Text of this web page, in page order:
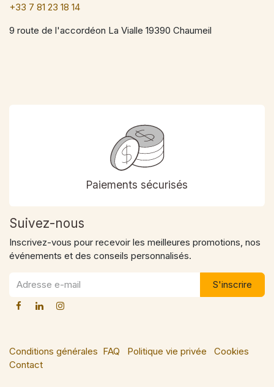
+33 7 81 23 18 14
9 route de l'accordéon La Vialle 19390 Chaumeil
Paiements sécurisés
Suivez-nous
Inscrivez-vous pour recevoir les meilleures promotions, nos
événements et des conseils personnalisés.
S'inscrire
Conditions générales FAQ Politique vie privée
Cookies
Contact